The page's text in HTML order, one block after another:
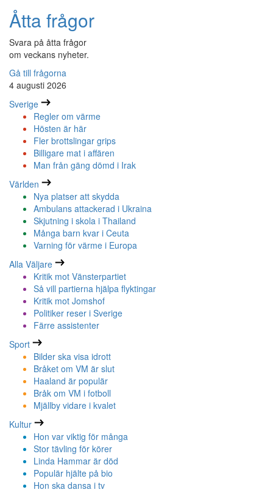
Åtta frågor
Svara på åtta frågor
om veckans nyheter.
Gå till frågorna
4 augusti 2026
Sverige
Regler om värme
Hösten är här
Fler brottslingar grips
Billigare mat i affären
Man från gäng dömd i Irak
Världen
Nya platser att skydda
Ambulans attackerad i Ukraina
Skjutning i skola i Thailand
Många barn kvar i Ceuta
Varning för värme i Europa
Alla Väljare
Kritik mot Vänsterpartiet
Så vill partierna hjälpa flyktingar
Kritik mot Jomshof
Politiker reser i Sverige
Färre assistenter
Sport
Bilder ska visa idrott
Bråket om VM är slut
Haaland är populär
Bråk om VM i fotboll
Mjällby vidare i kvalet
Kultur
Hon var viktig för många
Stor tävling för körer
Linda Hammar är död
Populär hjälte på bio
Hon ska dansa i tv